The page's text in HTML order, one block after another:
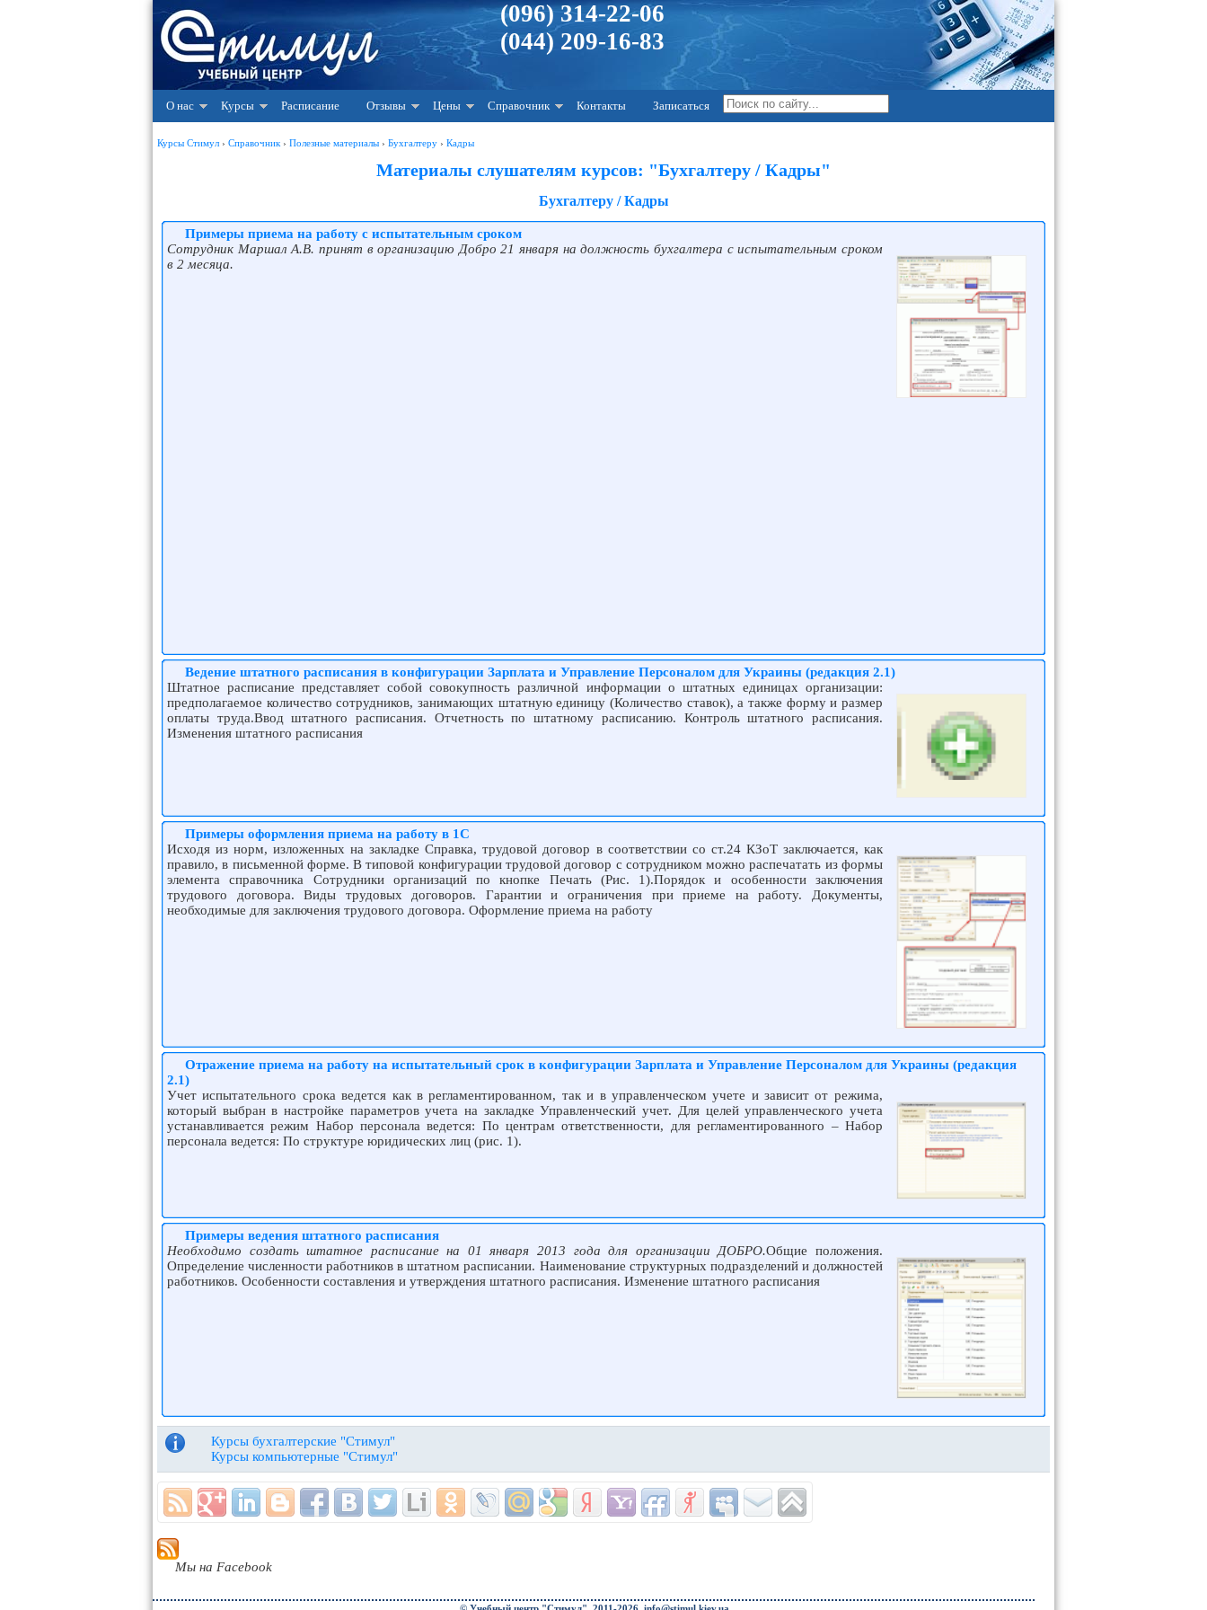
(096) 314-22-06
(044) 209-16-83
О нас Курсы Расписание Отзывы Цены Справочник Контакты Записаться
Курсы Стимул › Справочник › Полезные материалы › Бухгалтеру › Кадры
Материалы слушателям курсов: "Бухгалтеру / Кадры"
Бухгалтеру / Кадры
Примеры приема на работу с испытательным сроком
Сотрудник Маршал А.В. принят в организацию Добро 21 января на должность бухгалтера с испытательным сроком
в 2 месяца.
Ведение штатного расписания в конфигурации Зарплата и Управление Персоналом для Украины (редакция 2.1)
Штатное расписание представляет собой совокупность различной информации о штатных единицах организации:
предполагаемое количество сотрудников, занимающих штатную единицу (Количество ставок), а также форму и размер
оплаты труда.Ввод штатного расписания. Отчетность по штатному расписанию. Контроль штатного расписания.
Изменения штатного расписания
Примеры оформления приема на работу в 1С
Исходя из норм, изложенных на закладке Справка, трудовой договор в соответствии со ст.24 КЗоТ заключается, как
правило, в письменной форме. В типовой конфигурации трудовой договор с сотрудником можно распечатать из формы
элемента справочника Сотрудники организаций по кнопке Печать (Рис. 1).Порядок и особенности заключения
трудового договора. Виды трудовых договоров. Гарантии и ограничения при приеме на работу. Документы,
необходимые для заключения трудового договора. Оформление приема на работу
Отражение приема на работу на испытательный срок в конфигурации Зарплата и Управление Персоналом для Украины (редакция
2.1)
Учет испытательного срока ведется как в регламентированном, так и в управленческом учете и зависит от режима,
который выбран в настройке параметров учета на закладке Управленческий учет. Для целей управленческого учета
устанавливается режим Набор персонала ведется: По центрам ответственности, для регламентированного – Набор
персонала ведется: По структуре юридических лиц (рис. 1).
Примеры ведения штатного расписания
Необходимо создать штатное расписание на 01 января 2013 года для организации ДОБРО.Общие положения.
Определение численности работников в штатном расписании. Наименование структурных подразделений и должностей
работников. Особенности составления и утверждения штатного расписания. Изменение штатного расписания
Курсы бухгалтерские "Стимул"
Курсы компьютерные "Стимул"
Мы на Facebook